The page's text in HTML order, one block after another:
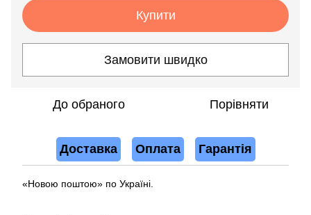
Купити
Замовити швидко
До обраного Порівняти
Доставка Оплата Гарантія
«Новою поштою» по Україні.